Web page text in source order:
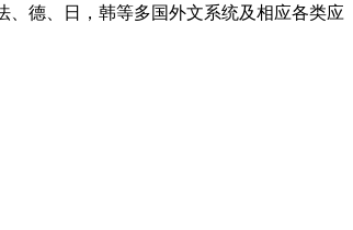
德、日，韩等多国外文系统及相应各类应